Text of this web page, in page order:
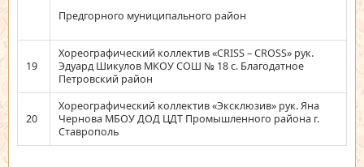
Предгорного муниципального район
19
Хореографический коллектив «CRISS – CROSS» рук.
Эдуард Шикулов МКОУ СОШ № 18 с. Благодатное
Петровский район
20
Хореографический коллектив «Эксклюзив» рук. Яна
Чернова МБОУ ДОД ЦДТ Промышленного района г.
Ставрополь